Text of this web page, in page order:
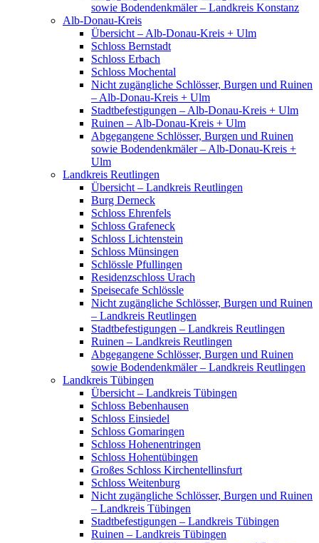
sowie Bodendenkmäler – Landkreis Konstanz
Alb-Donau-Kreis
Übersicht – Alb-Donau-Kreis + Ulm
Schloss Bernstadt
Schloss Erbach
Schloss Mochental
Nicht zugängliche Schlösser, Burgen und Ruinen
– Alb-Donau-Kreis + Ulm
Stadtbefestigungen – Alb-Donau-Kreis + Ulm
Ruinen – Alb-Donau-Kreis + Ulm
Abgegangene Schlösser, Burgen und Ruinen
sowie Bodendenkmäler – Alb-Donau-Kreis +
Ulm
Landkreis Reutlingen
Übersicht – Landkreis Reutlingen
Burg Derneck
Schloss Ehrenfels
Schloss Grafeneck
Schloss Lichtenstein
Schloss Münsingen
Schlössle Pfullingen
Residenzschloss Urach
Speisecafe Schlössle
Nicht zugängliche Schlösser, Burgen und Ruinen
– Landkreis Reutlingen
Stadtbefestigungen – Landkreis Reutlingen
Ruinen – Landkreis Reutlingen
Abgegangene Schlösser, Burgen und Ruinen
sowie Bodendenkmäler – Landkreis Reutlingen
Landkreis Tübingen
Übersicht – Landkreis Tübingen
Schloss Bebenhausen
Schloss Einsiedel
Schloss Gomaringen
Schloss Hohenentringen
Schloss Hohentübingen
Großes Schloss Kirchentellinsfurt
Schloss Weitenburg
Nicht zugängliche Schlösser, Burgen und Ruinen
– Landkreis Tübingen
Stadtbefestigungen – Landkreis Tübingen
Ruinen – Landkreis Tübingen